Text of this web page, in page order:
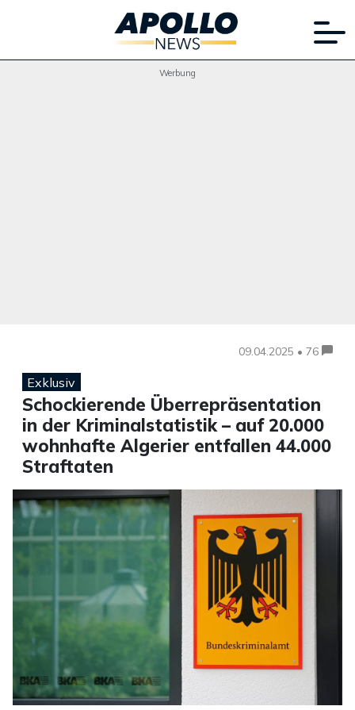
Werbung
09.04.2025 • 76
Exklusiv
Schockierende Überrepräsentation
in der Kriminalstatistik – auf 20.000
wohnhafte Algerier entfallen 44.000
Straftaten